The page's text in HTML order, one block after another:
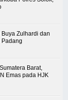
Zulhardi dan
Padang
Barat,
Emas pada HJK